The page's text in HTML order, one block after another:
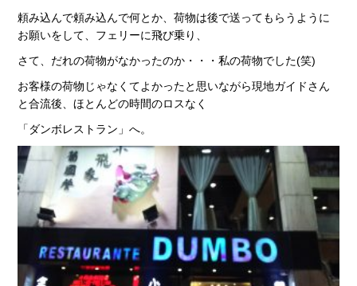
頼み込んで頼み込んで何とか、荷物は後で送ってもらうように
お願いをして、フェリーに飛び乗り、
さて、だれの荷物がなかったのか・・・私の荷物でした(笑)
お客様の荷物じゃなくてよかったと思いながら現地ガイドさん
と合流後、ほとんどの時間のロスなく
「ダンボレストラン」へ。